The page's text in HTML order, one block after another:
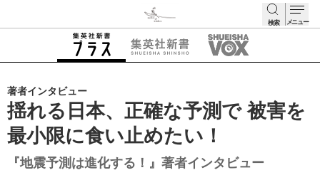
検索 メニュー
著者インタビュー
揺れる日本、正確な予測で 被害を
最小限に食い止めたい！
『地震予測は進化する！』著者インタビュー